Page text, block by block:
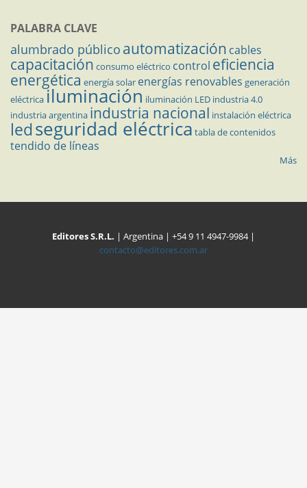
PALABRA CLAVE
alumbrado público automatización cables
capacitación consumo eléctrico control eficiencia
energética energía solar energías renovables generación
eléctricailuminación iluminación LED industria 4.0
industria argentina industria nacional instalación eléctrica
ledseguridad eléctrica tabla de contenidos
tendido de líneas
Más
Editores S.R.L. | Argentina | +54 9 11 4947-9984 |
contacto@editores.com.ar